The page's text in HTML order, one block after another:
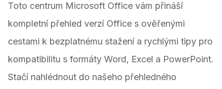
Toto centrum Microsoft Office vám přináší
kompletní přehled verzí Office s ověřenými
cestami k bezplatnému stažení a rychlými tipy pro
kompatibilitu s formáty Word, Excel a PowerPoint.
Stačí nahlédnout do našeho přehledného